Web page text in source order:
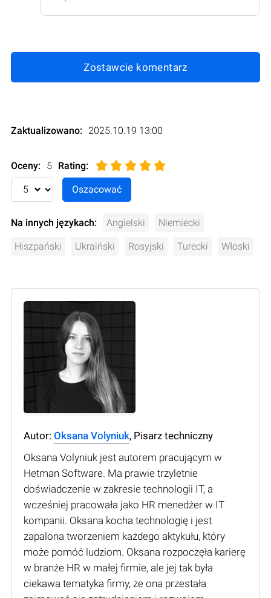
Zostawcie komentarz
Zaktualizowano: 2025.10.19 13:00
Oceny: 5 Rating:
Na innych językach: Angielski Niemiecki
Hiszpański Ukraiński Rosyjski Turecki Włoski
Autor: Oksana Volyniuk, Pisarz techniczny
Oksana Volyniuk jest autorem pracującym w
Hetman Software. Ma prawie trzyletnie
doświadczenie w zakresie technologii IT, a
wcześniej pracowała jako HR menedżer w IT
kompanii. Oksana kocha technologię i jest
zapalona tworzeniem każdego aktykułu, który
może pomóć ludziom. Oksana rozpoczęła karierę
w branże HR w małej firmie, ale jej tak była
ciekawa tematyka firmy, że ona przestała